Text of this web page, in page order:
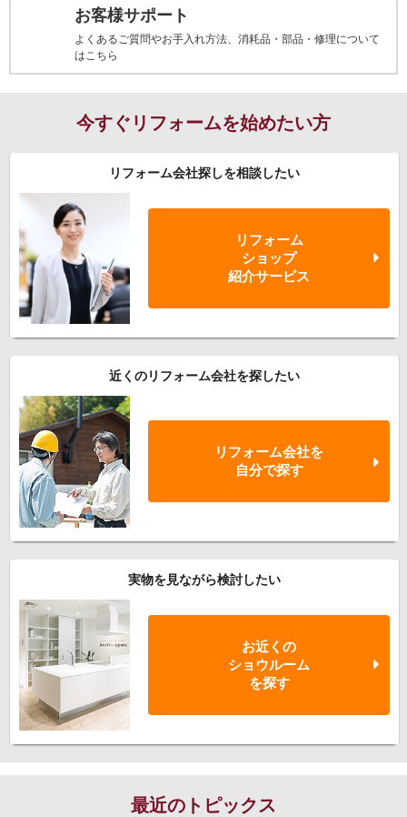
お客様サポート
よくあるご質問やお手入れ方法、消耗品・部品・修理について
はこちら
今すぐリフォームを始めたい方
リフォーム会社探しを相談したい
リフォーム
ショップ
紹介サービス
近くのリフォーム会社を探したい
リフォーム会社を
自分で探す
実物を見ながら検討したい
お近くの
ショウルーム
を探す
最近のトピックス